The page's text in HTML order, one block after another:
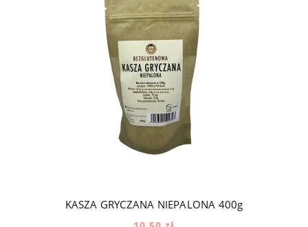
KASZA GRYCZANA NIEPALONA 400g